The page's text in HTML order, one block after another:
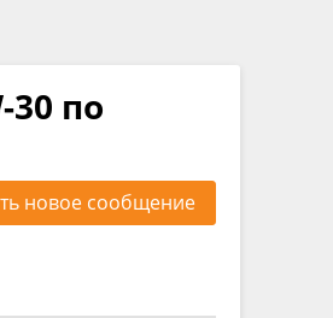
30 по
новое сообщение